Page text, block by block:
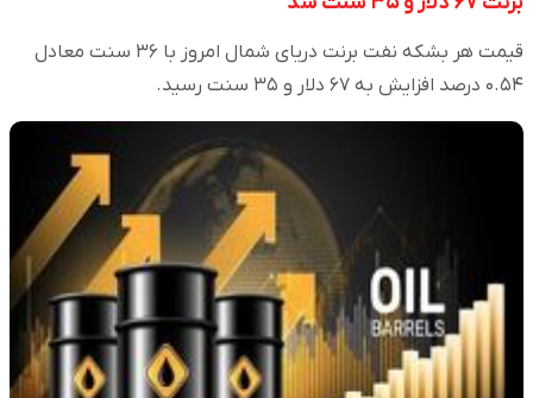
قیمت هر بشکه نفت برنت دریای شمال امروز با ۳۶ سنت معادل
۰.۵۴ درصد افزایش به ۶۷ دلار و ۳۵ سنت رسید.